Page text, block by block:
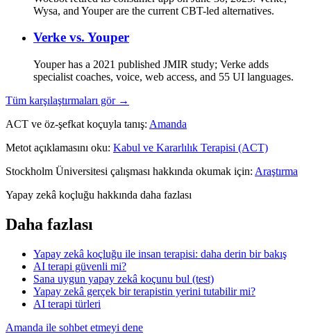
Wysa, and Youper are the current CBT-led alternatives.
Verke vs. Youper
Youper has a 2021 published JMIR study; Verke adds
specialist coaches, voice, web access, and 55 UI languages.
Tüm karşılaştırmaları gör →
ACT ve öz-şefkat koçuyla tanış: Amanda
Metot açıklamasını oku: Kabul ve Kararlılık Terapisi (ACT)
Stockholm Üniversitesi çalışması hakkında okumak için: Araştırma
Yapay zekâ koçluğu hakkında daha fazlası
Daha fazlası
Yapay zekâ koçluğu ile insan terapisi: daha derin bir bakış
AI terapi güvenli mi?
Sana uygun yapay zekâ koçunu bul (test)
Yapay zekâ gerçek bir terapistin yerini tutabilir mi?
AI terapi türleri
Amanda ile sohbet etmeyi dene